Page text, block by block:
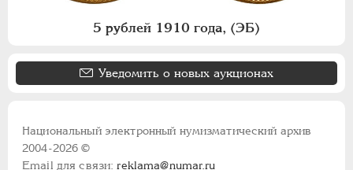
5 рублей 1910 года, (ЭБ)
Уведомить о новых аукционах
Национальный электронный нумизматический архив
2004-2026 ©
Email для связи:reklama@numar.ru